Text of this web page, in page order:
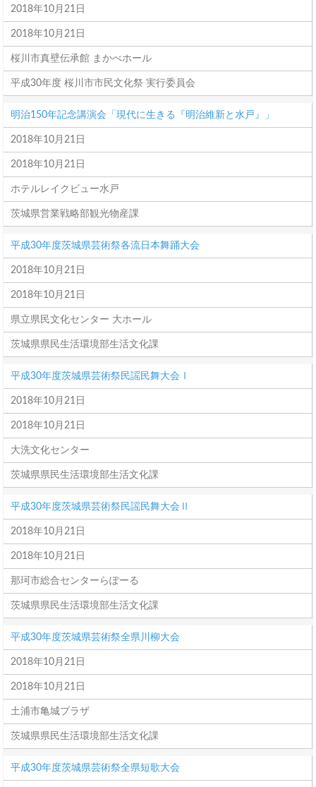
2018年10月21日
2018年10月21日
桜川市真壁伝承館 まかべホール
平成30年度 桜川市市民文化祭 実行委員会
明治150年記念講演会「現代に生きる『明治維新と水戸』」
2018年10月21日
2018年10月21日
ホテルレイクビュー水戸
茨城県営業戦略部観光物産課
平成30年度茨城県芸術祭各流日本舞踊大会
2018年10月21日
2018年10月21日
県立県民文化センター 大ホール
茨城県県民生活環境部生活文化課
平成30年度茨城県芸術祭民謡民舞大会Ⅰ
2018年10月21日
2018年10月21日
大洗文化センター
茨城県県民生活環境部生活文化課
平成30年度茨城県芸術祭民謡民舞大会Ⅱ
2018年10月21日
2018年10月21日
那珂市総合センターらぽーる
茨城県県民生活環境部生活文化課
平成30年度茨城県芸術祭全県川柳大会
2018年10月21日
2018年10月21日
土浦市亀城プラザ
茨城県県民生活環境部生活文化課
平成30年度茨城県芸術祭全県短歌大会